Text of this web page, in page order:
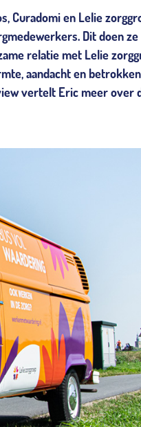
Curadomi en Lelie
Dit doen ze
relatie met Lelie
aandacht en
vertelt Eric meer over